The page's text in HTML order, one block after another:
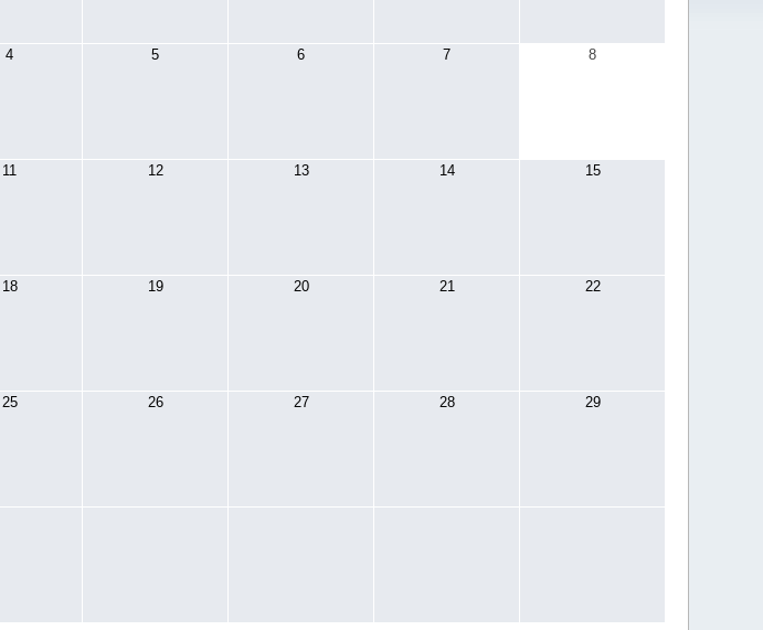
4 5 6 7 8
11 12 13 14 15
18 19 20 21 22
25 26 27 28 29